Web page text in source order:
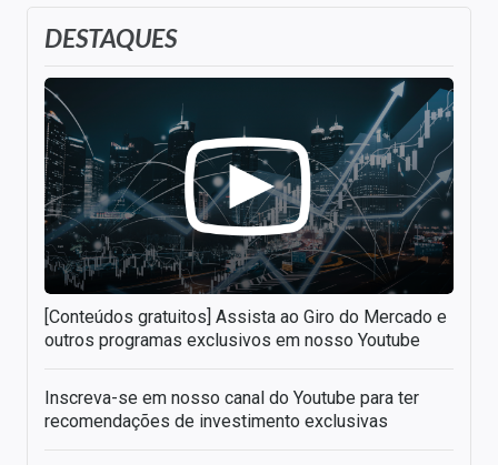
DESTAQUES
[Conteúdos gratuitos] Assista ao Giro do Mercado e
outros programas exclusivos em nosso Youtube
Inscreva-se em nosso canal do Youtube para ter
recomendações de investimento exclusivas